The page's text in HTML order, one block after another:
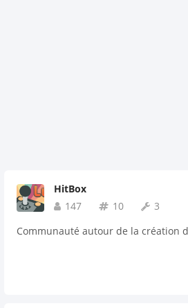
HitBox
147
10
3
Communauté autour de la création